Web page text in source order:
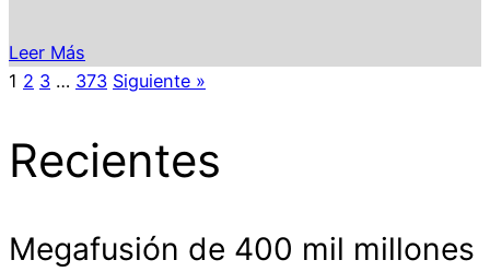
Leer Más
1 2 3 … 373 Siguiente »
Recientes
Megafusión de 400 mil millones